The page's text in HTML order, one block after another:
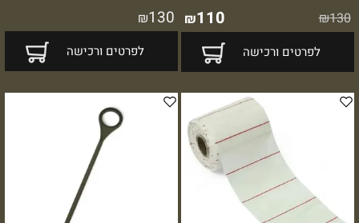
₪130
₪110
לפרטים ורכישה
₪130
לפרטים ורכישה